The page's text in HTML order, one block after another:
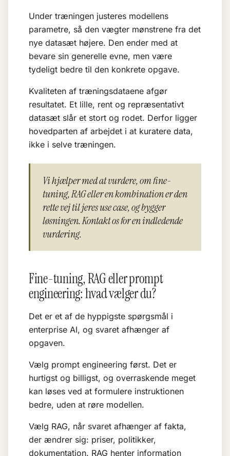
Under træningen justeres modellens
parametre, så den vægter mønstrene fra det
nye datasæt højere. Den ender med at
bevare sin generelle evne, men være
tydeligt bedre til den konkrete opgave.
Kvaliteten af træningsdataene afgør
resultatet. Et lille, rent og repræsentativt
datasæt slår et stort og rodet. Derfor ligger
hovedparten af arbejdet i at kuratere data,
ikke i selve træningen.
Vi hjælper med at vurdere, om fine-
tuning, RAG eller en kombination er den
rette vej til jeres use case, og bygger
løsningen. Kontakt os for en indledende
vurdering.
Fine-tuning, RAG eller prompt
engineering: hvad vælger du?
Det er et af de hyppigste spørgsmål i
enterprise AI, og svaret afhænger af
opgaven.
Vælg prompt engineering først. Det er
hurtigst og billigst, og overraskende meget
kan løses ved at formulere instruktionen
bedre, uden at røre modellen.
Vælg RAG, når svaret afhænger af fakta,
der ændrer sig: priser, politikker,
dokumentation. RAG henter information